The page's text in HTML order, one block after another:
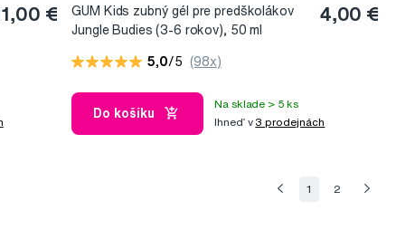
€
GUM Kids zubný gél pre predškolákov
Jungle Budies (3-6 rokov), 50 ml
4,00 €
5,0/5 (98x)
Do košíku
Na sklade > 5 ks
Ihneď v 3 prodejnách
1 2